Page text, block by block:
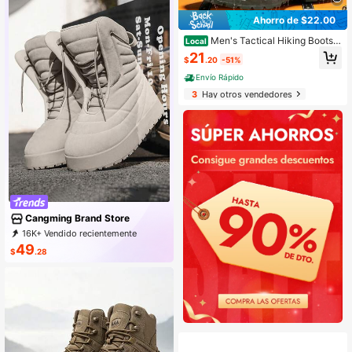
Cangming Brand Store
16K+ Vendido recientemente
1K+ Recompra
$49.28
Ahorro de $22.00
Local Men's Tactical Hiking Boots,
Solid Color Thick Anti Slip Sole Dur
able Traction Shoes For Mountain C
limbing & Daily Outdoor Use
$21 .20 -51%
Envío Rápido
3Hay otros vendedores